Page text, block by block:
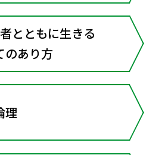
とともに生きる
のあり方
理